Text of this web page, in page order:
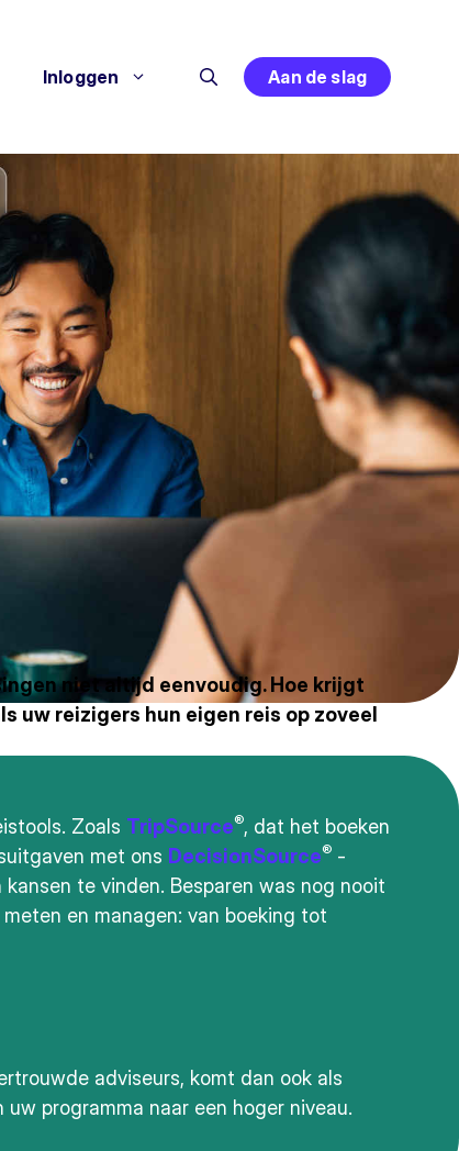
Inloggen Aan de slag
niet altijd eenvoudig. Hoe krijgt
uw reizigers hun eigen reis op zoveel
Zoals TripSource®, dat het boeken
met ons DecisionSource® -
te vinden. Besparen was nog nooit
en managen: van boeking tot
adviseurs, komt dan ook als
programma naar een hoger niveau.